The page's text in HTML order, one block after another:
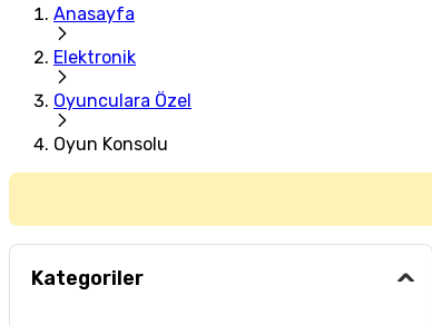
Anasayfa
Elektronik
Oyunculara Özel
Oyun Konsolu
Kategoriler